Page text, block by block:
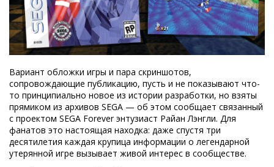
Вариант обложки игры и пара скриншотов,
сопровождающие публикацию, пусть и не показывают что-
то принципиально новое из истории разработки, но взяты
прямиком из архивов SEGA — об этом сообщает связанный
с проектом SEGA Forever энтузиаст Райан Лэнгли. Для
фанатов это настоящая находка: даже спустя три
десятилетия каждая крупица информации о легендарной
утерянной игре вызывает живой интерес в сообществе.